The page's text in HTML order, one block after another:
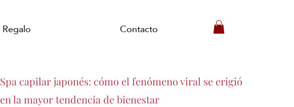
Regalo Contacto
Spa capilar japonés: cómo el fenómeno viral se erigió
en la mayor tendencia de bienestar